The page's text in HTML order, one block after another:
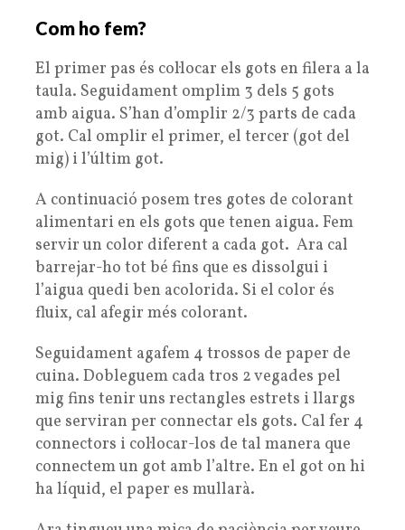
Com ho fem?
El primer pas és col·locar els gots en filera a la
taula. Seguidament omplim 3 dels 5 gots
amb aigua. S’han d’omplir 2/3 parts de cada
got. Cal omplir el primer, el tercer (got del
mig) i l’últim got.
A continuació posem tres gotes de colorant
alimentari en els gots que tenen aigua. Fem
servir un color diferent a cada got. Ara cal
barrejar-ho tot bé fins que es dissolgui i
l’aigua quedi ben acolorida. Si el color és
fluix, cal afegir més colorant.
Seguidament agafem 4 trossos de paper de
cuina. Dobleguem cada tros 2 vegades pel
mig fins tenir uns rectangles estrets i llargs
que serviran per connectar els gots. Cal fer 4
connectors i col·locar-los de tal manera que
connectem un got amb l’altre. En el got on hi
ha líquid, el paper es mullarà.